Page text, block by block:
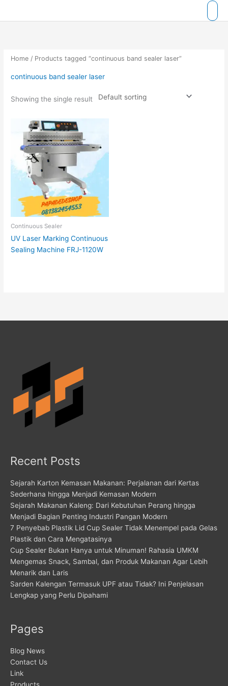
Home / Products tagged “continuous band sealer laser”
continuous band sealer laser
Showing the single result
Continuous Sealer
UV Laser Marking Continuous
Sealing Machine FRJ-1120W
Recent Posts
Sejarah Karton Kemasan Makanan: Perjalanan dari Kertas
Sederhana hingga Menjadi Kemasan Modern
Sejarah Makanan Kaleng: Dari Kebutuhan Perang hingga
Menjadi Bagian Penting Industri Pangan Modern
7 Penyebab Plastik Lid Cup Sealer Tidak Menempel pada Gelas
Plastik dan Cara Mengatasinya
Cup Sealer Bukan Hanya untuk Minuman! Rahasia UMKM
Mengemas Snack, Sambal, dan Produk Makanan Agar Lebih
Menarik dan Laris
Sarden Kalengan Termasuk UPF atau Tidak? Ini Penjelasan
Lengkap yang Perlu Dipahami
Pages
Blog News
Contact Us
Link
Products